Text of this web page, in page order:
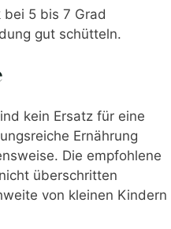
bei 5 bis 7 Grad
gut schütteln.
kein Ersatz für eine
Ernährung
Die empfohlene
überschritten
von kleinen Kindern